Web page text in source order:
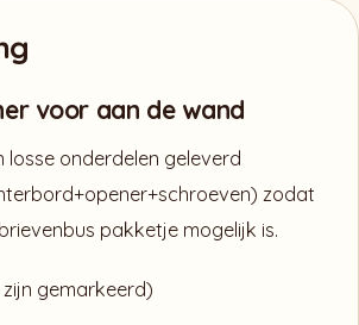
voor aan de wand
losse onderdelen geleverd
zodat
pakketje mogelijk is.
gemarkeerd)